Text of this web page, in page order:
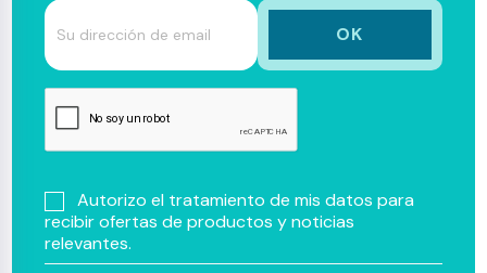
Autorizo el tratamiento de mis datos para
recibir ofertas de productos y noticias
relevantes.